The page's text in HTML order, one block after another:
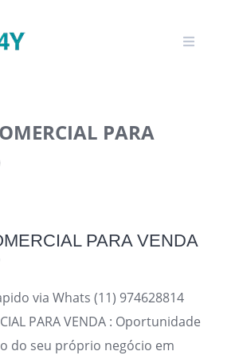
PARA
PARA VENDA
via Whats (11) 974628814
PARA VENDA : Oportunidade
do seu próprio negócio em